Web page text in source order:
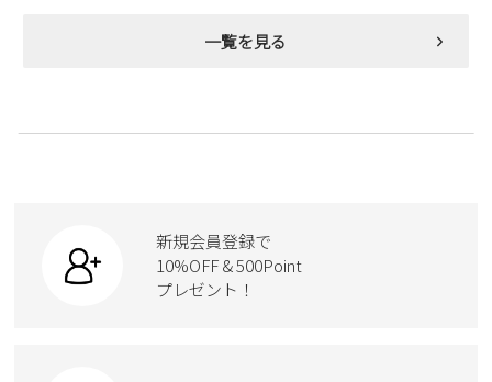
一覧を見る
新規会員登録で
10%OFF & 500Point
プレゼント！